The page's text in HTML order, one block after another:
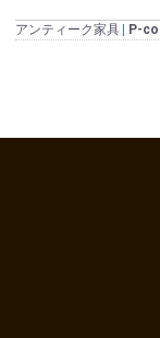
アンティーク家具 P-